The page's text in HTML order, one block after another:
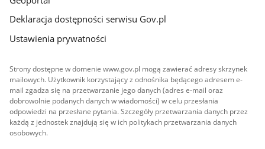
Deklaracja dostępności serwisu Gov.pl
Ustawienia prywatności
Strony dostępne w domenie www.gov.pl mogą zawierać adresy skrzynek
mailowych. Użytkownik korzystający z odnośnika będącego adresem e-
mail zgadza się na przetwarzanie jego danych (adres e-mail oraz
dobrowolnie podanych danych w wiadomości) w celu przesłania
odpowiedzi na przesłane pytania. Szczegóły przetwarzania danych przez
każdą z jednostek znajdują się w ich politykach przetwarzania danych
osobowych.